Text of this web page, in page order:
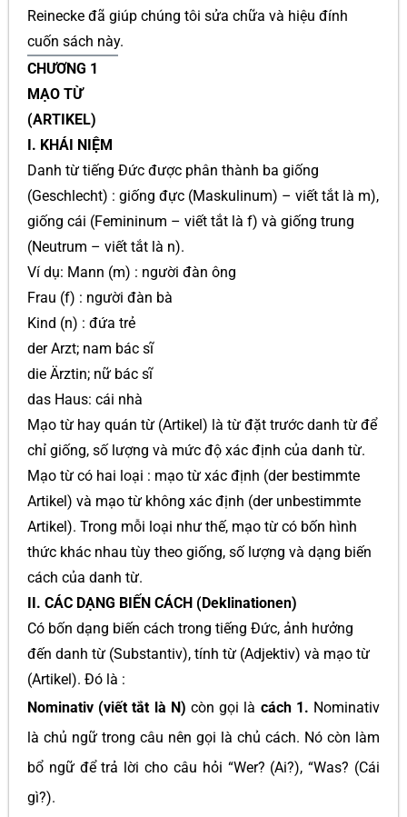
Reinecke đã giúp chúng tôi sửa chữa và hiệu đính
cuốn sách này.
CHƯƠNG 1
MẠO TỪ
(ARTIKEL)
I. KHÁI NIỆM
Danh từ tiếng Đức được phân thành ba giống
(Geschlecht) : giống đực (Maskulinum) – viết tắt là m),
giống cái (Femininum – viết tắt là f) và giống trung
(Neutrum – viết tắt là n).
Ví dụ: Mann (m) : người đàn ông
Frau (f) : người đàn bà
Kind (n) : đứa trẻ
der Arzt; nam bác sĩ
die Ärztin; nữ bác sĩ
das Haus: cái nhà
Mạo từ hay quán từ (Artikel) là từ đặt trước danh từ để
chỉ giống, số lượng và mức độ xác định của danh từ.
Mạo từ có hai loại : mạo từ xác định (der bestimmte
Artikel) và mạo từ không xác định (der unbestimmte
Artikel). Trong mỗi loại như thế, mạo từ có bốn hình
thức khác nhau tùy theo giống, số lượng và dạng biến
cách của danh từ.
II. CÁC DẠNG BIẾN CÁCH (Deklinationen)
Có bốn dạng biến cách trong tiếng Đức, ảnh hưởng
đến danh từ (Substantiv), tính từ (Adjektiv) và mạo từ
(Artikel). Đó là :
Nominativ (viết tắt là N) còn gọi là cách 1. Nominativ
là chủ ngữ trong câu nên gọi là chủ cách. Nó còn làm
bổ ngữ để trả lời cho câu hỏi “Wer? (Ai?), “Was? (Cái
gì?).